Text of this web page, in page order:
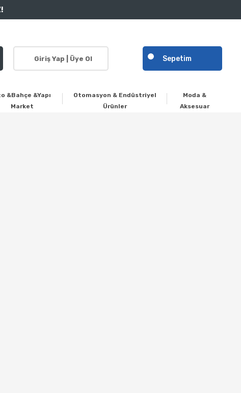
Giriş Yap | Üye Ol Sepetim
&Bahçe &Yapı
Market
Otomasyon & Endüstriyel
Ürünler
Moda &
Aksesuar